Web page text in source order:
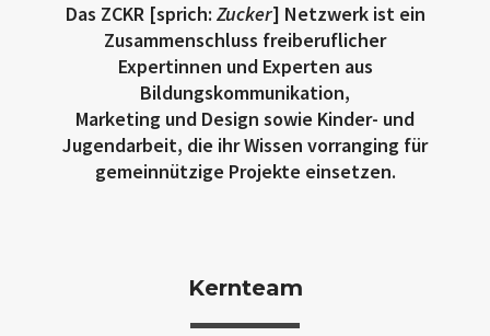
Das ZCKR [sprich: Zucker] Netzwerk ist ein
Zusammenschluss freiberuflicher
Expertinnen und Experten aus
Bildungskommunikation,
Marketing und Design sowie Kinder- und
Jugendarbeit, die ihr Wissen vorranging für
gemeinnützige Projekte einsetzen.
Kernteam